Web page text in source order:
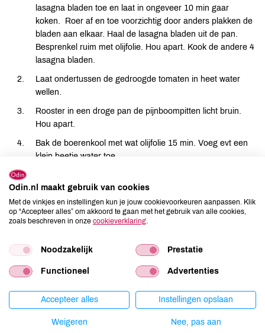
lasagna bladen toe en laat in ongeveer 10 min gaar
koken. Roer af en toe voorzichtig door anders plakken de
bladen aan elkaar. Haal de lasagna bladen uit de pan.
Besprenkel ruim met olijfolie. Hou apart. Kook de andere 4
lasagna bladen.
Laat ondertussen de gedroogde tomaten in heet water
wellen.
Rooster in een droge pan de pijnboompitten licht bruin.
Hou apart.
Bak de boerenkool met wat olijfolie 15 min. Voeg evt een
klein beetje water toe.
kleine stukjes en fruit ze aan.
Pers de knoflook en voeg deze aan de ui toe. Bak kort
mee.
min goudbruin.
Haal de tomaten uit het vocht, snij in dunne repen en voeg
Combineer de boerenkool, tomaten, ui en gehakt met
Odin.nl maakt gebruik van cookies
Met de vinkjes en instellingen kun je jouw cookievoorkeuren aanpassen. Klik
op “Accepteer alles” om akkoord te gaan met het gebruik van alle cookies,
zoals beschreven in onze cookieverklaring
Noodzakelijk Prestatie
Functioneel Advertenties
Accepteer alles Instellingen opslaan
Weigeren Nee, pas aan